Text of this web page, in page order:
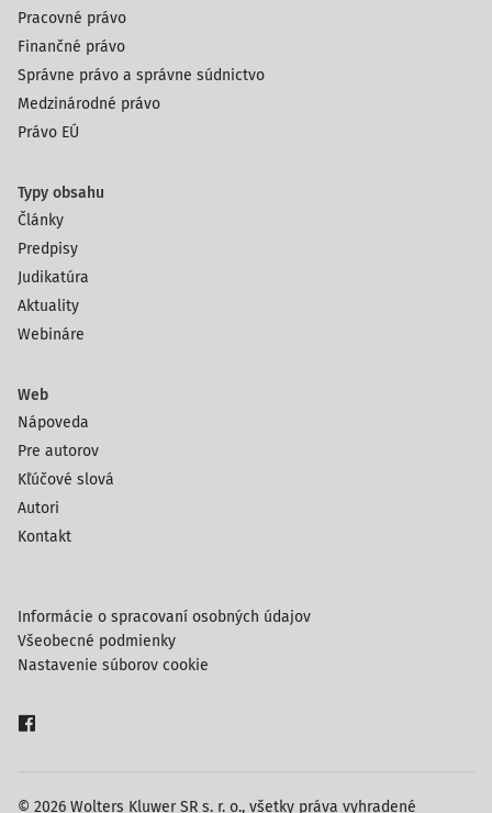
Pracovné právo
Finančné právo
Správne právo a správne súdnictvo
Medzinárodné právo
Právo EÚ
Typy obsahu
Články
Predpisy
Judikatúra
Aktuality
Webináre
Web
Nápoveda
Pre autorov
Kľúčové slová
Autori
Kontakt
© 2026 Wolters Kluwer SR s. r. o., všetky práva vyhradené
Informácie o spracovaní osobných údajov
Všeobecné podmienky
Nastavenie súborov cookie